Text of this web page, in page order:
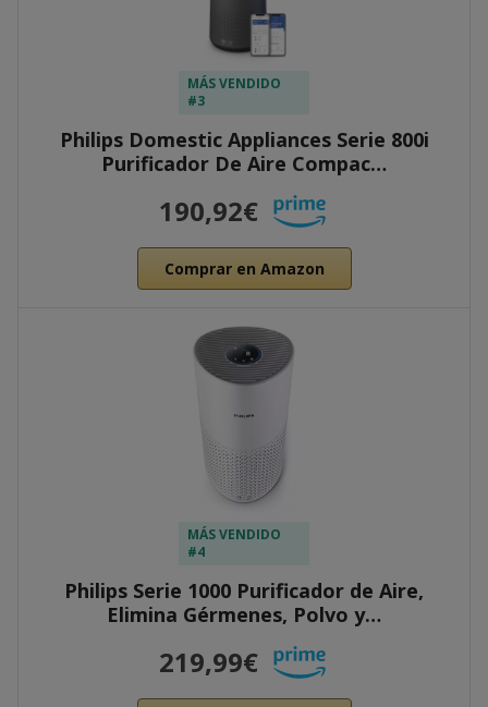
MÁS VENDIDO
#3
Philips Domestic Appliances Serie 800i
Purificador De Aire Compac…
190,92€
Comprar en Amazon
MÁS VENDIDO
#4
Philips Serie 1000 Purificador de Aire,
Elimina Gérmenes, Polvo y…
219,99€